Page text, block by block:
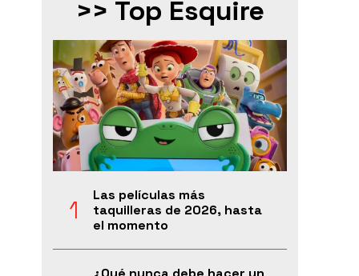
>> Top Esquire
Las películas más
taquilleras de 2026, hasta
el momento